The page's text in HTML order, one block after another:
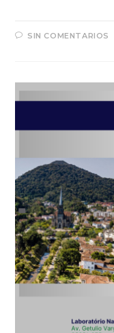
SIN COMENTARIOS